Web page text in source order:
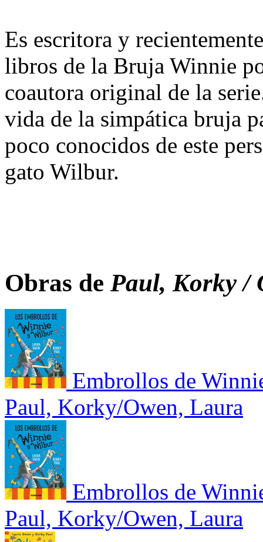
Es escritora y
libros de la Bruja Winnie
coautora original de la
vida de la simpática bruja
poco conocidos de este
gato Wilbur.
Obras de Paul, Korky /
Embrollos de
Paul, Korky/Owen, Laura
Embrollos de
Paul, Korky/Owen, Laura